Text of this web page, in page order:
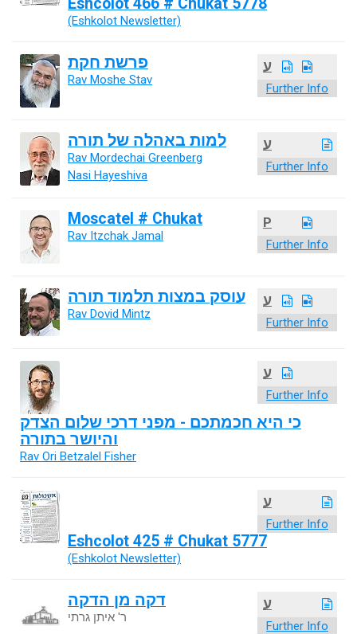
(Eshkolot Newsletter)
ע
Further Info
פרשת חקת
Rav Moshe Stav
ע
Further Info
למות באהלה של תורה
Rav Mordechai Greenberg
Nasi Hayeshiva
P
Further Info
Moscatel # Chukat
Rav Itzchak Jamal
ע
Further Info
עוסק במצות תלמוד תורה
Rav Dovid Mintz
ע
Further Info
כי היא חכמתכם - מפני דרכי שלום הצדק
והיושר בתורה
Rav Ori Betzalel Fisher
ע
Further Info
Eshcolot 425 # Chukat 5777
(Eshkolot Newsletter)
ע
Further Info
דקה מן הדקה
ר' איתן גרתי